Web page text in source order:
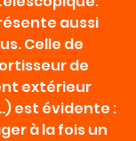
aussi
Celle de
de
extérieur
est évidente :
à la fois un